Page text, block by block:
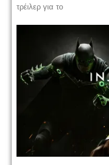
τρέιλερ για το